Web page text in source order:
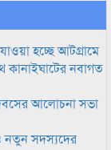
হচ্ছে আটগ্রামে
নবাগত
আলোচনা সভা
নতুন সদস্যদের